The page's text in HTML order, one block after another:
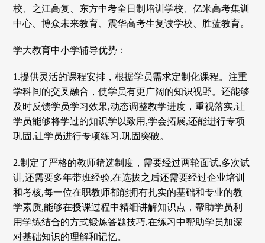
校、之江高复、东方中考全日制培训学校、亿米高考集训
中心、博众未来教育、震华高考生复读学校、胜蓝教育。
学大教育中小学辅导优势：
1.提供灵活的课程安排，根据学员需求定制化课程。注重
学科间的交叉融合，使学员有更广阔的知识视野。还能够
及时反馈学员学习效果,动态调整教学进度，重视落实,让
学员能够将学过的知识学以致用,学会拓展,还能进行专项
巩固,让学员进行专项练习,巩固突破。
2.制定了严格的教师筛选制度，需要经过两轮面试,多次试
讲,还需要多年带班经验,在选拔之后还需要经过企业培训
和考核,每一位在职教师都能拥有扎实的基础和专业的教
学素质,能够在授课过程中精细讲解知识点，帮助学员利
用学练结合的方式锻炼答题技巧,在练习中帮助学员加深
对基础知识的理解和记忆。